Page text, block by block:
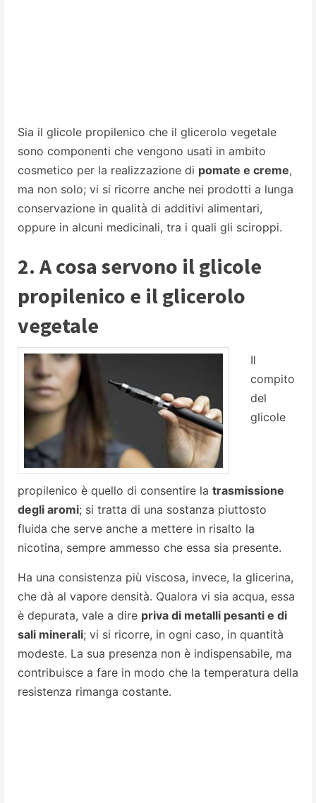
Sia il glicole propilenico che il glicerolo vegetale
sono componenti che vengono usati in ambito
cosmetico per la realizzazione di pomate e creme,
ma non solo; vi si ricorre anche nei prodotti a lunga
conservazione in qualità di additivi alimentari,
oppure in alcuni medicinali, tra i quali gli sciroppi.
2. A cosa servono il glicole
propilenico e il glicerolo
vegetale
Il
compito
del
glicole
propilenico è quello di consentire la trasmissione
degli aromi; si tratta di una sostanza piuttosto
fluida che serve anche a mettere in risalto la
nicotina, sempre ammesso che essa sia presente.
Ha una consistenza più viscosa, invece, la glicerina,
che dà al vapore densità. Qualora vi sia acqua, essa
è depurata, vale a dire priva di metalli pesanti e di
sali minerali; vi si ricorre, in ogni caso, in quantità
modeste. La sua presenza non è indispensabile, ma
contribuisce a fare in modo che la temperatura della
resistenza rimanga costante.